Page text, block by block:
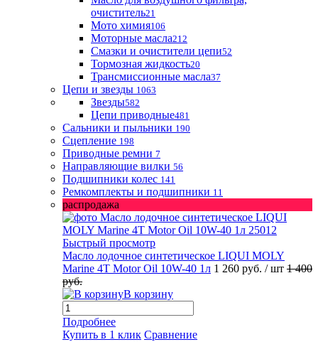
очиститель21
Мото химия106
Моторные масла212
Смазки и очистители цепи52
Тормозная жидкость20
Трансмиссионные масла37
Цепи и звезды 1063
Звезды582
Цепи приводные481
Сальники и пыльники 190
Сцепление 198
Приводные ремни 7
Направляющие вилки 56
Подшипники колес 141
Ремкомплекты и подшипники 11
распродажа
Быстрый просмотр
Масло лодочное синтетическое LIQUI MOLY
Marine 4T Motor Oil 10W-40 1л 1 260 руб. / шт 1 400
руб.
В корзину
Подробнее
Купить в 1 клик Сравнение